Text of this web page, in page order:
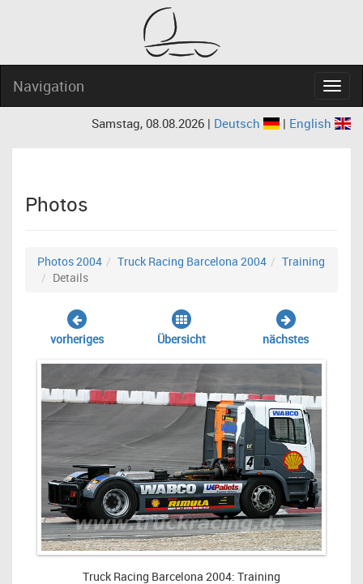
Navigation
Samstag, 08.08.2026 | Deutsch | English
Photos
Photos 2004 Truck Racing Barcelona 2004
Training
Details
vorheriges Übersicht nächstes
Truck Racing Barcelona 2004: Training